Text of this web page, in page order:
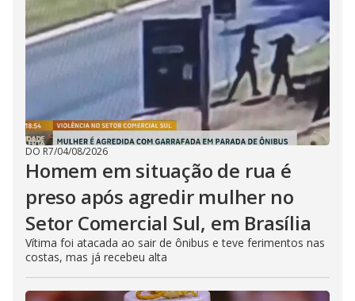
DO R7/04/08/2026
Homem em situação de rua é
preso após agredir mulher no
Setor Comercial Sul, em Brasília
Vítima foi atacada ao sair de ônibus e teve ferimentos nas
costas, mas já recebeu alta